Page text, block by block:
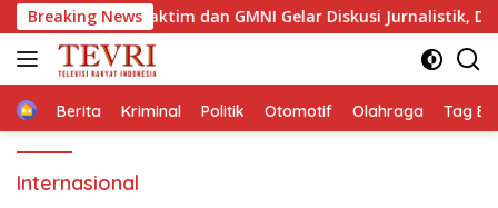
Langsung
ke
konten
Breaking News
Jaktim dan GMNI Gelar Diskusi Jurnalistik, Dorong Gen Z
HomeBerita Kriminal Politik Otomotif Olahraga Tag
Internasional